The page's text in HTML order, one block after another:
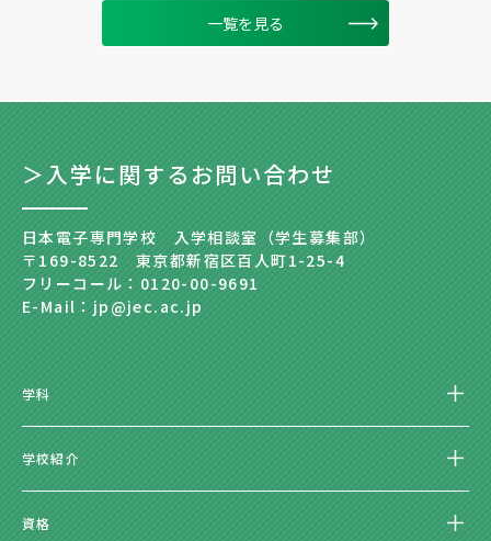
一覧を見る
＞入学に関するお問い合わせ
日本電子専門学校 入学相談室（学生募集部）
〒169-8522 東京都新宿区百人町1-25-4
フリーコール：0120-00-9691
E-Mail：jp@jec.ac.jp
学科
学校紹介
資格